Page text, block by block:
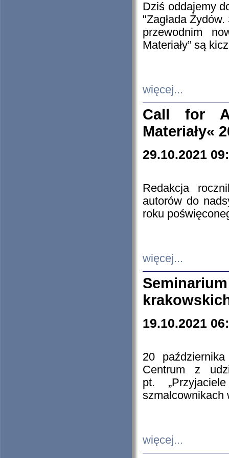
Dziś oddajemy
"Zagłada
przewodnim
Materiały” są
więcej...
Call for
Materiały«
29.10.2021
Redakcja
autorów do
roku
więcej...
19.10.2021
20
Centrum z
pt.
szmalcownikach
więcej...